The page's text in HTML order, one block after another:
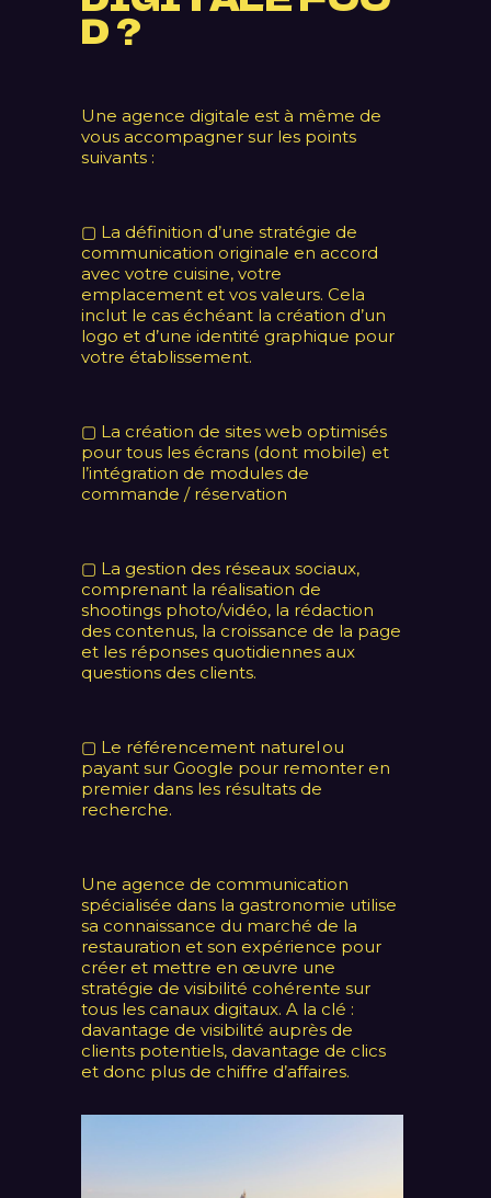
D ?
Une agence digitale est à même de
vous accompagner sur les points
suivants :
▢ La définition d’une stratégie de
communication originale en accord
avec votre cuisine, votre
emplacement et vos valeurs. Cela
inclut le cas échéant la création d’un
logo et d’une identité graphique pour
votre établissement.
▢ La création de sites web optimisés
pour tous les écrans (dont mobile) et
l’intégration de modules de
commande / réservation
▢ La gestion des réseaux sociaux,
comprenant la réalisation de
shootings photo/vidéo, la rédaction
des contenus, la croissance de la page
et les réponses quotidiennes aux
questions des clients.
▢ Le référencement naturel ou
payant sur Google pour remonter en
premier dans les résultats de
recherche.
Une agence de communication
spécialisée dans la gastronomie utilise
sa connaissance du marché de la
restauration et son expérience pour
créer et mettre en œuvre une
stratégie de visibilité cohérente sur
tous les canaux digitaux. A la clé :
davantage de visibilité auprès de
clients potentiels, davantage de clics
et donc plus de chiffre d’affaires.